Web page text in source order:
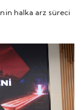
halka arz süreci